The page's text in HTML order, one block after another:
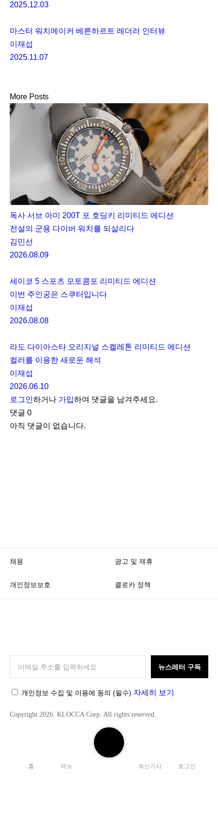
검
색
홈 메뉴 최신기사 로그인
2025.12.03
마스터 워치메이커 베른하르트 레더러 인터뷰
이재섭
2025.11.07
More Posts
독사 서브 아미 200T 포 호딩키 리미티드 에디션
전설의 군용 다이버 워치를 되살리다
김민선
2026.08.09
세이코 5 스포츠 모토콤포 리미티드 에디션
이번 주인공은 스쿠터입니다
이재섭
2026.08.08
라도 다이아스타 오리지널 스켈레톤 리미티드 에디션
컬러를 이용한 새로운 해석
이재섭
2026.06.10
로그인하거나 가입하여 댓글을 남겨주세요.
댓글 0
아직 댓글이 없습니다.
채용 광고 및 제휴
개인정보보호 클로카 정책
C
C
뉴스레터 구독
개인정보 수집 및 이용에 동의 (필수) 자세히 보기
Copyright 2026. KLOCCA Corp. All rights reserved.